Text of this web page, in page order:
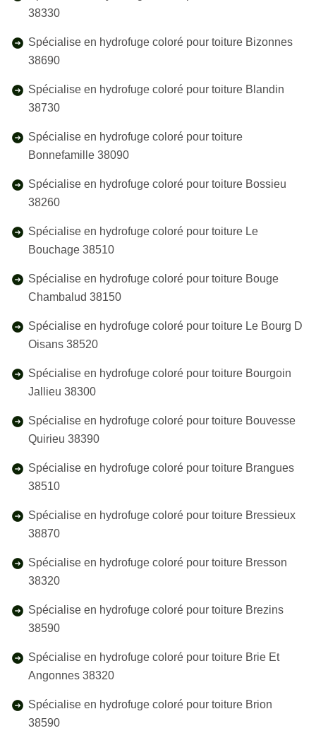
38330
Spécialise en hydrofuge coloré pour toiture Bizonnes
38690
Spécialise en hydrofuge coloré pour toiture Blandin
38730
Spécialise en hydrofuge coloré pour toiture
Bonnefamille 38090
Spécialise en hydrofuge coloré pour toiture Bossieu
38260
Spécialise en hydrofuge coloré pour toiture Le
Bouchage 38510
Spécialise en hydrofuge coloré pour toiture Bouge
Chambalud 38150
Spécialise en hydrofuge coloré pour toiture Le Bourg D
Oisans 38520
Spécialise en hydrofuge coloré pour toiture Bourgoin
Jallieu 38300
Spécialise en hydrofuge coloré pour toiture Bouvesse
Quirieu 38390
Spécialise en hydrofuge coloré pour toiture Brangues
38510
Spécialise en hydrofuge coloré pour toiture Bressieux
38870
Spécialise en hydrofuge coloré pour toiture Bresson
38320
Spécialise en hydrofuge coloré pour toiture Brezins
38590
Spécialise en hydrofuge coloré pour toiture Brie Et
Angonnes 38320
Spécialise en hydrofuge coloré pour toiture Brion
38590